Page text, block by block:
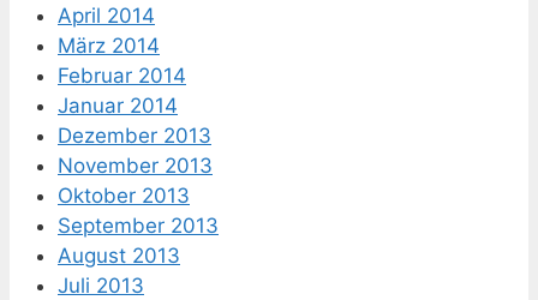
April 2014
März 2014
Februar 2014
Januar 2014
Dezember 2013
November 2013
Oktober 2013
September 2013
August 2013
Juli 2013